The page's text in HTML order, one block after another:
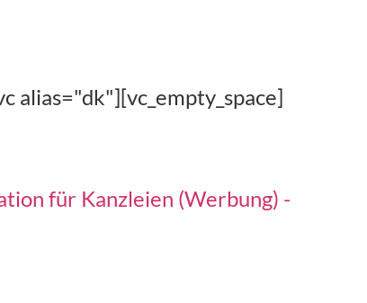
alias="dk"][vc_empty_space]
für Kanzleien (Werbung) -